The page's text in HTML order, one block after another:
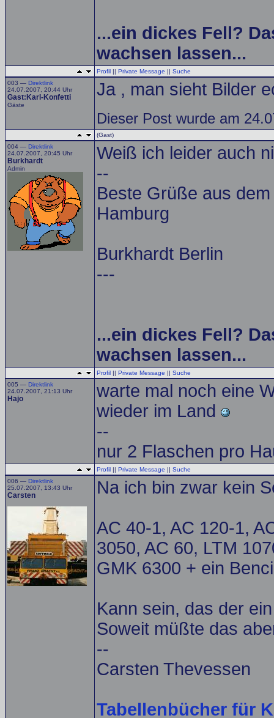
...ein dickes Fell?
wachsen lassen...
Profil || Private Message || Suche
003 — Direktlink
24.07.2007, 20:44 Uhr
Gast:Karl-Konfetti
Gäste
Ja , man sieht Bilder
Dieser Post wurde am
(Gast)
004 — Direktlink
24.07.2007, 20:45 Uhr
Burkhardt
Admin
Weiß ich leider auch
--
Beste Grüße aus
Hamburg
Burkhardt Berlin
---
...ein dickes Fell?
wachsen lassen...
Profil || Private Message || Suche
005 — Direktlink
24.07.2007, 21:13 Uhr
Hajo
warte mal noch eine
wieder im Land
--
nur 2 Flaschen pro
Profil || Private Message || Suche
006 — Direktlink
25.07.2007, 13:43 Uhr
Carsten Na ich bin zwar kein
AC 40-1, AC 120-1,
3050, AC 60, LTM
GMK 6300 + ein
Kann sein, das der
Soweit müßte das
--
Carsten Thevessen
Tabellenbücher für